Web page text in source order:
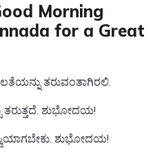
Morning
for a Great
ತರುವಂತಾಗಿರಲಿ.
ಶುಭೋದಯ!
ಶುಭೋದಯ!